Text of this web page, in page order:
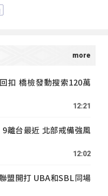
扣 橋檢發動搜索120萬
12:21
離台最近 北部戒備強風
12:02
盟開打 UBA和SBL同場